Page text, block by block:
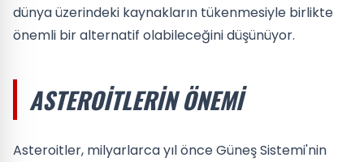
dünya üzerindeki kaynakların tükenmesiyle birlikte
önemli bir alternatif olabileceğini düşünüyor.
ASTEROITLERIN ÖNEMI
Asteroitler, milyarlarca yıl önce Güneş Sistemi'nin